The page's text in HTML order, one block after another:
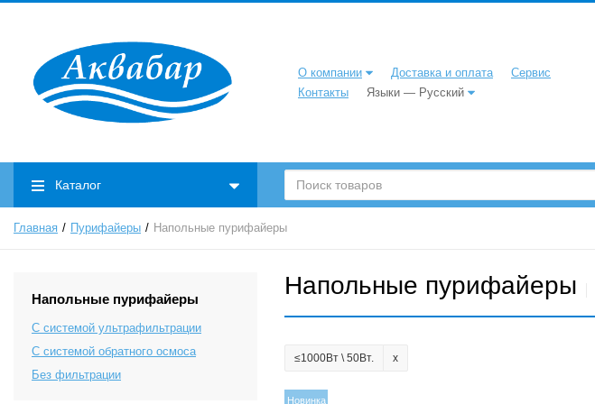
О компании Доставка и оплата
Сервис
Контакты
Языки — Русский
Каталог
Главная Пурифайеры Напольные пурифайеры
Напольные пурифайеры
С системой ультрафильтрации
С системой обратного осмоса
Без фильтрации
Напольные пурифайеры
≤1000Вт \ 50Вт.
Новинка